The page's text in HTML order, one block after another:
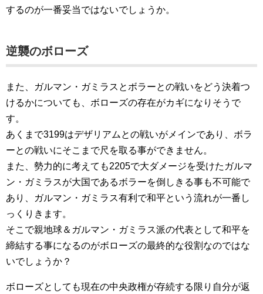
するのが一番妥当ではないでしょうか。
逆襲のボローズ
また、ガルマン・ガミラスとボラーとの戦いをどう決着つ
けるかについても、ボローズの存在がカギになりそうで
す。
あくまで3199はデザリアムとの戦いがメインであり、ボラ
ーとの戦いにそこまで尺を取る事ができません。
また、勢力的に考えても2205で大ダメージを受けたガルマ
ン・ガミラスが大国であるボラーを倒しきる事も不可能で
あり、ガルマン・ガミラス有利で和平という流れが一番し
っくりきます。
そこで親地球＆ガルマン・ガミラス派の代表として和平を
締結する事になるのがボローズの最終的な役割なのではな
いでしょうか？
ボローズとしても現在の中央政権が存続する限り自分が返